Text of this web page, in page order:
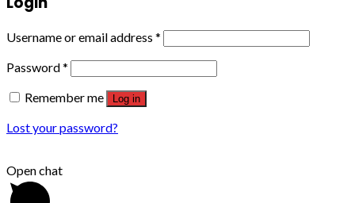
Username or email address *
Password*
Remember me
Log in
Lost your password?
Open chat